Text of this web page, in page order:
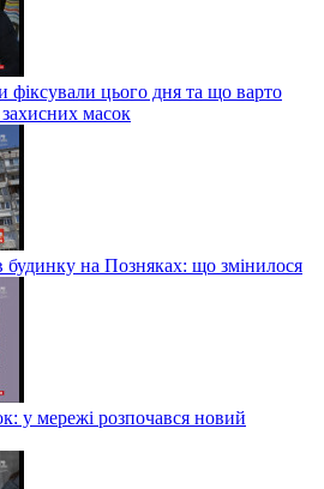
фіксували цього дня та що варто
масок
будинку на Позняках: що змінилося
у мережі розпочався новий